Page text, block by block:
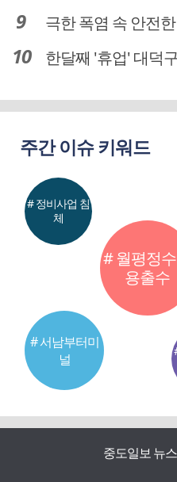
극한 폭염 속 안전한
한달째 '휴업' 대덕구의
주간 이슈 키워드
# 월평정
용출수
# 서남부터미
널
# 정비사업 침
체
중도일보 뉴